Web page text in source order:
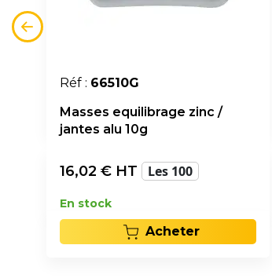
Réf : 66510G
Masses equilibrage zinc /
jantes alu 10g
16,02 € HT Les 100
En stock
Acheter